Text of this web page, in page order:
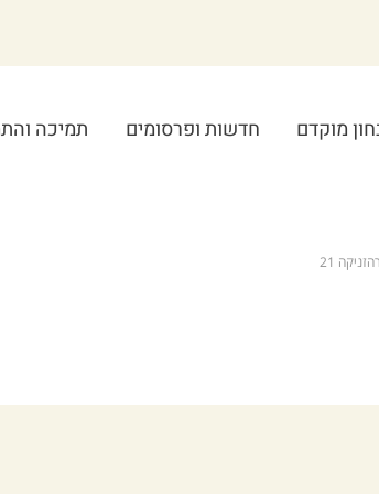
מוקדם חדשות ופרסומים תמיכה